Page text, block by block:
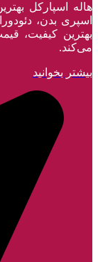
هاله اسپارکل
اسپری بدن،
بهترین کیفیت،
می‌کند.
بیشتر بخوانید